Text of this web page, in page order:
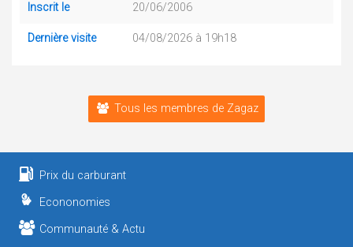
Inscrit le 20/06/2006
Dernière visite 04/08/2026 à 19h18
Tous les membres de Zagaz
Prix du carburant
Econonomies
Communauté & Actu